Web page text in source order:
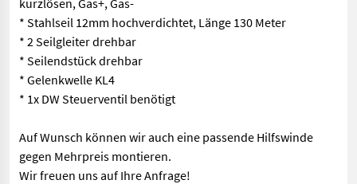
kurzlösen, Gas+, Gas-
* Stahlseil 12mm hochverdichtet, Länge 130 Meter
* 2 Seilgleiter drehbar
* Seilendstück drehbar
* Gelenkwelle KL4
* 1x DW Steuerventil benötigt
Auf Wunsch können wir auch eine passende Hilfswinde
gegen Mehrpreis montieren.
Wir freuen uns auf Ihre Anfrage!